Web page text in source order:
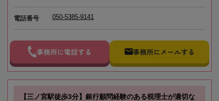
電話番号 050-5385-9141
事務所に電話する 事務所にメールする
【三ノ宮駅徒歩3分】銀行顧問経験のある税理士が適切な